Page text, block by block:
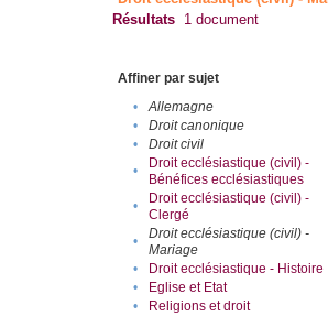
Résultats 1 document
Affiner par sujet
•
Allemagne
•
Droit canonique
•
Droit civil
•
Droit ecclésiastique (civil) -
Bénéfices ecclésiastiques
•
Droit ecclésiastique (civil) -
Clergé
•
Droit ecclésiastique (civil) -
Mariage
• Droit ecclésiastique - Histoire
•
Eglise et Etat
•
Religions et droit